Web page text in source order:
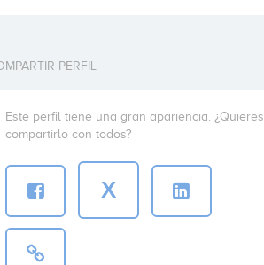
PERFIL
Este perfil tiene una gran apariencia. ¿Quieres
compartirlo con todos?
X